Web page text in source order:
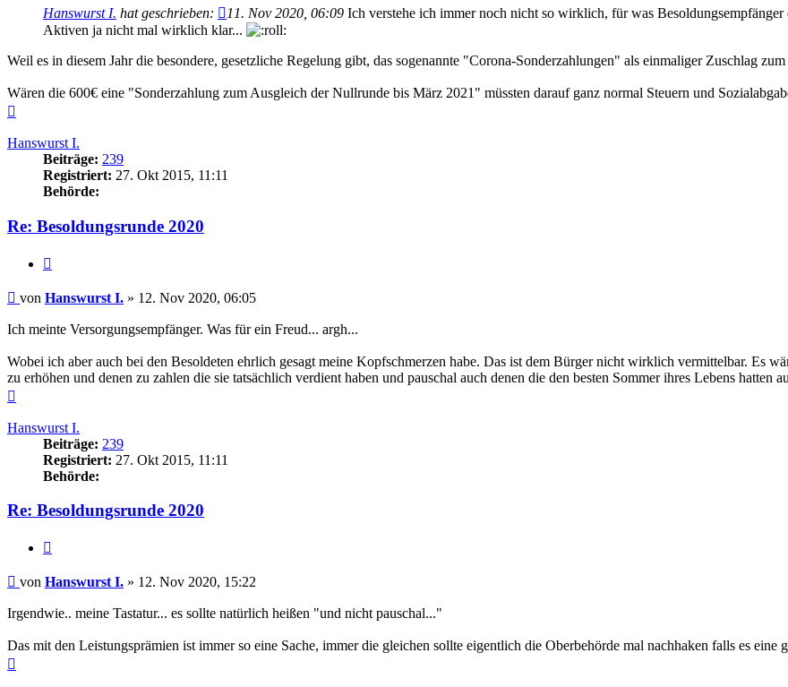
Hanswurst I. hat geschrieben: 11. Nov 2020, 06:09 Ich verstehe ich immer noch nicht so wirklich, für was
Aktiven ja nicht mal wirklich klar...
Weil es in diesem Jahr die besondere, gesetzliche Regelung gibt, das sogenannte "Corona-Sonderzahlungen" als einmaliger Zuschlag
Wären die 600€ eine "Sonderzahlung zum Ausgleich der Nullrunde bis März 2021" müssten darauf ganz normal Steuern und
Hanswurst I.
Beiträge: 239
Registriert: 27. Okt 2015, 11:11
Behörde:
Re: Besoldungsrunde 2020
Beitrag
von Hanswurst I. » 12. Nov 2020, 06:05
Ich meinte Versorgungsempfänger. Was für ein Freud... argh...
Wobei ich aber auch bei den Besoldeten ehrlich gesagt meine Kopfschmerzen habe. Das ist dem Bürger nicht wirklich vermittelbar. Es
zu erhöhen und denen zu zahlen die sie tatsächlich verdient haben und pauschal auch denen die den besten Sommer ihres Lebens hatten
Hanswurst I.
Beiträge: 239
Registriert: 27. Okt 2015, 11:11
Behörde:
Re: Besoldungsrunde 2020
Beitrag
von Hanswurst I. » 12. Nov 2020, 15:22
Irgendwie.. meine Tastatur... es sollte natürlich heißen "und nicht pauschal..."
Das mit den Leistungsprämien ist immer so eine Sache, immer die gleichen sollte eigentlich die Oberbehörde mal nachhaken falls es